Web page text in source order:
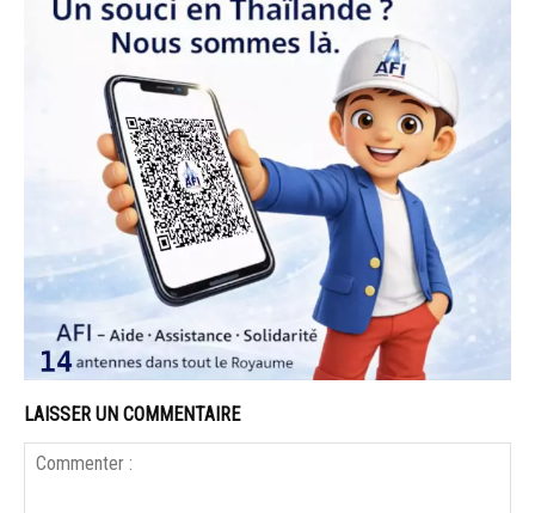
LAISSER UN COMMENTAIRE